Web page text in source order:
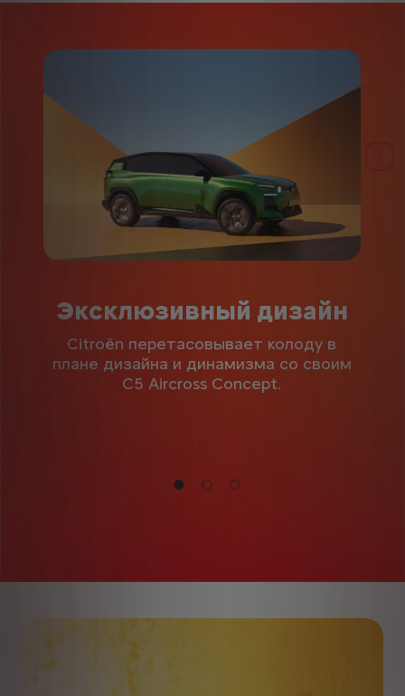
Эксклюзивный дизайн
Citroën перетасовывает колоду в
плане дизайна и динамизма со своим
C5 Aircross Concept.